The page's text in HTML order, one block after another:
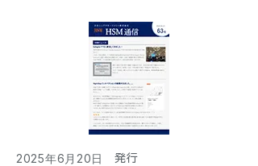
2025年6月20日 ​発行